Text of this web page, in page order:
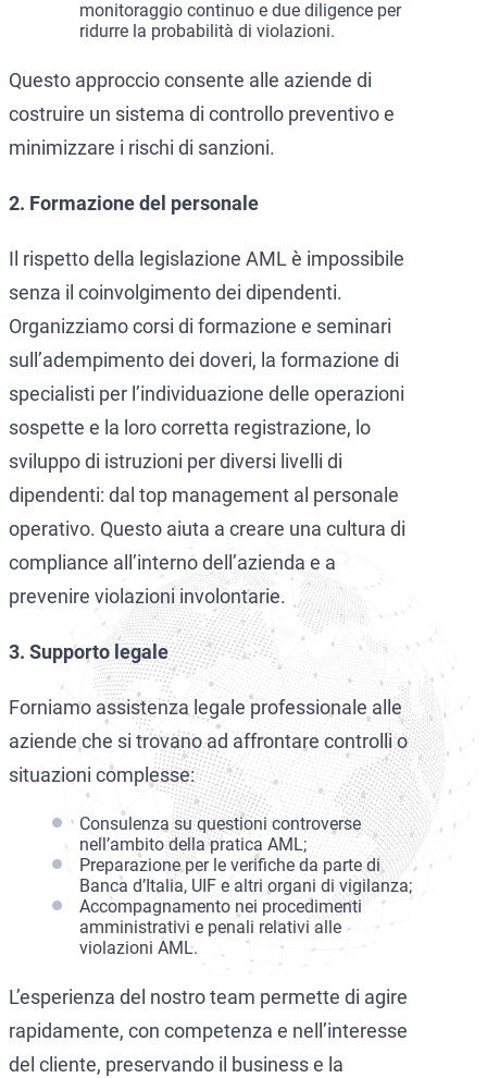
monitoraggio continuo e due diligence per
ridurre la probabilità di violazioni.
Questo approccio consente alle aziende di
costruire un sistema di controllo preventivo e
minimizzare i rischi di sanzioni.
2. Formazione del personale
Il rispetto della legislazione AML è impossibile
senza il coinvolgimento dei dipendenti.
Organizziamo corsi di formazione e seminari
sull’adempimento dei doveri, la formazione di
specialisti per l’individuazione delle operazioni
sospette e la loro corretta registrazione, lo
sviluppo di istruzioni per diversi livelli di
dipendenti: dal top management al personale
operativo. Questo aiuta a creare una cultura di
compliance all’interno dell’azienda e a
prevenire violazioni involontarie.
3. Supporto legale
Forniamo assistenza legale professionale alle
aziende che si trovano ad affrontare controlli o
situazioni complesse:
Consulenza su questioni controverse
nell’ambito della pratica AML;
Preparazione per le verifiche da parte di
Banca d’Italia, UIF e altri organi di vigilanza;
Accompagnamento nei procedimenti
amministrativi e penali relativi alle
violazioni AML.
L’esperienza del nostro team permette di agire
rapidamente, con competenza e nell’interesse
del cliente, preservando il business e la